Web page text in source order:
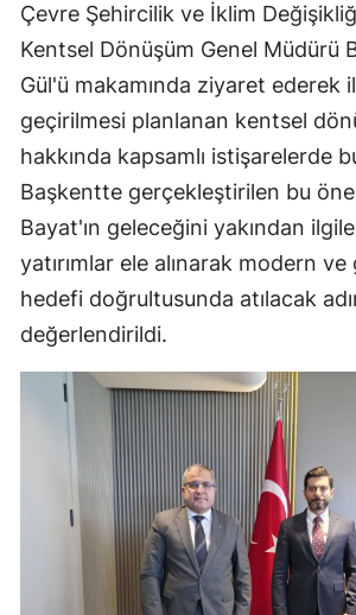
Çevre Şehircilik ve İklim
Kentsel Dönüşüm Genel Müdürü
Gül'ü makamında ziyaret ederek
geçirilmesi planlanan kentsel
hakkında kapsamlı istişarelerde
Başkentte gerçekleştirilen bu
Bayat'ın geleceğini yakından
yatırımlar ele alınarak modern
hedefi doğrultusunda atılacak
değerlendirildi.